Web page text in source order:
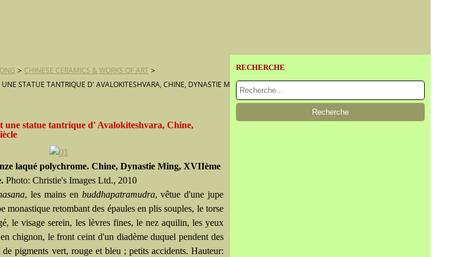
> CHINESE CERAMICS & WORKS OF ART >
STATUE TANTRIQUE D' AVALOKITESHVARA, CHINE, DYNASTIE MING, XVIIÈME SIÈCLE
une statue tantrique d' Avalokiteshvara, Chine,
laqué polychrome. Chine, Dynastie Ming, XVIIème
Photo: Christie's Images Ltd., 2010
, les mains en buddhapatramudra, vêtue d'une jupe
monastique retombant des épaules en plis souples, le torse
le visage serein, les lèvres fines, le nez aquilin, les yeux
chignon, le front ceint d'un diadème duquel pendent des
pigments vert, rouge et bleu ; petits accidents. Hauteur:
RECHERCHE